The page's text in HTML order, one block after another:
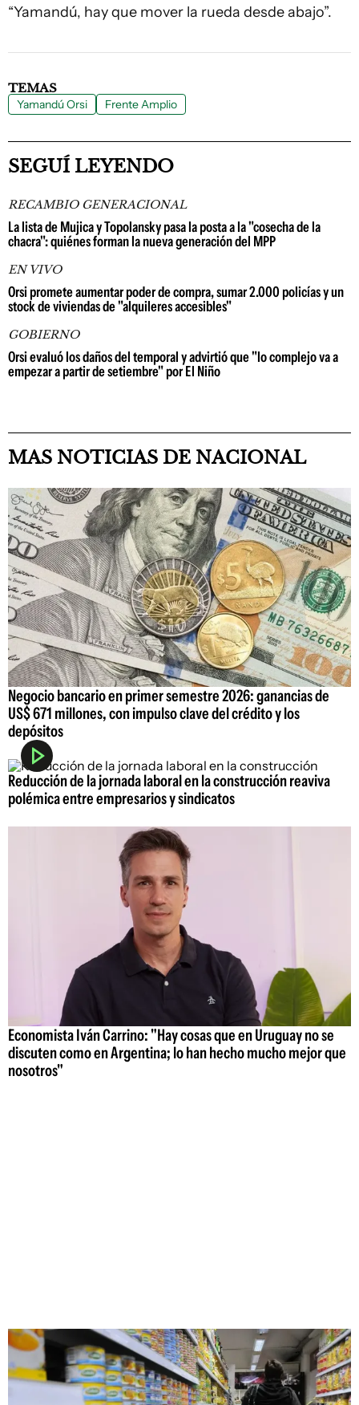
“Yamandú, hay que mover la rueda desde abajo”.
TEMAS
Yamandú Orsi Frente Amplio
SEGUÍ LEYENDO
RECAMBIO GENERACIONAL
La lista de Mujica y Topolansky pasa la posta a la "cosecha de la
chacra": quiénes forman la nueva generación del MPP
EN VIVO
Orsi promete aumentar poder de compra, sumar 2.000 policías y un
stock de viviendas de "alquileres accesibles"
GOBIERNO
Orsi evaluó los daños del temporal y advirtió que "lo complejo va a
empezar a partir de setiembre" por El Niño
MAS NOTICIAS DE NACIONAL
Negocio bancario en primer semestre 2026: ganancias de
US$ 671 millones, con impulso clave del crédito y los
depósitos
Reducción de la jornada laboral en la construcción reaviva
polémica entre empresarios y sindicatos
Economista Iván Carrino: "Hay cosas que en Uruguay no se
discuten como en Argentina; lo han hecho mucho mejor que
nosotros"